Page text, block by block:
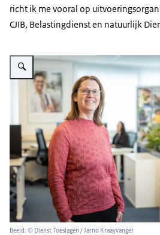
richt ik me vooral op
CJIB, Belastingdienst en natuurlijk
Vergroot afbeelding Hiske Zandlviet
Beeld: © Dienst Toeslagen / Jarno Kraayvanger